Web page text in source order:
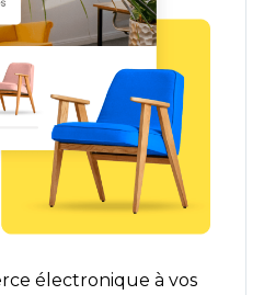
électronique à vos